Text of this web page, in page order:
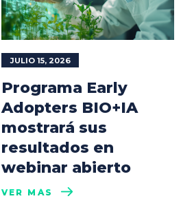
JULIO 15, 2026
Programa Early
Adopters BIO+IA
mostrará sus
resultados en
webinar abierto
VER MÁS